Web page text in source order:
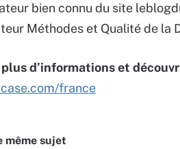
bien connu du site
Méthodes et Qualité de la
d’informations et
france
même sujet